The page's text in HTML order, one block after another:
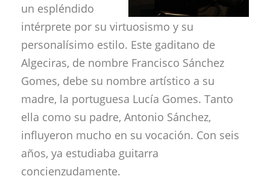
un espléndido
intérprete por su virtuosismo y su
personalísimo estilo. Este gaditano de
Algeciras, de nombre Francisco Sánchez
Gomes, debe su nombre artístico a su
madre, la portuguesa Lucía Gomes. Tanto
ella como su padre, Antonio Sánchez,
influyeron mucho en su vocación. Con seis
años, ya estudiaba guitarra
concienzudamente.